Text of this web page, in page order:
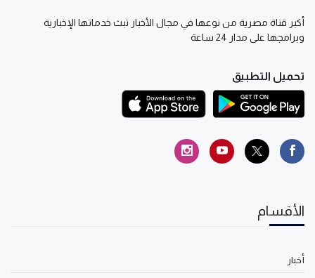
أكبر قناة مصرية من نوعها في مجال الأخبار تبث خدماتها الإخبارية
وبرامجها على مدار 24 ساعة
تحميل التطبيق
الأقسام
أخبار